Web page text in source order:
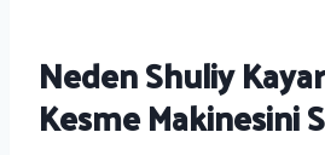
Neden Shuliy
Kesme Makinesini